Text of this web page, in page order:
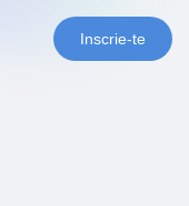
Inscrie-te